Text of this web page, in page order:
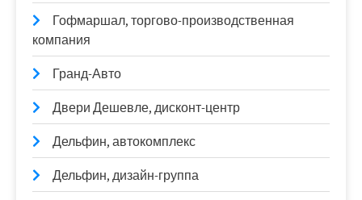
Гофмаршал, торгово-производственная
компания
Гранд-Авто
Двери Дешевле, дисконт-центр
Дельфин, автокомплекс
Дельфин, дизайн-группа